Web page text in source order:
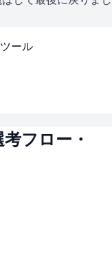
ール
フロー・